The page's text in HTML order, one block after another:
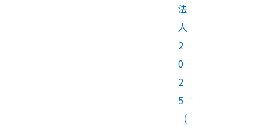
法
人
2
0
2
5
（